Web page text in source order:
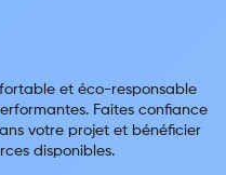
et éco-responsable
Faites confiance
votre projet et bénéficier
disponibles.